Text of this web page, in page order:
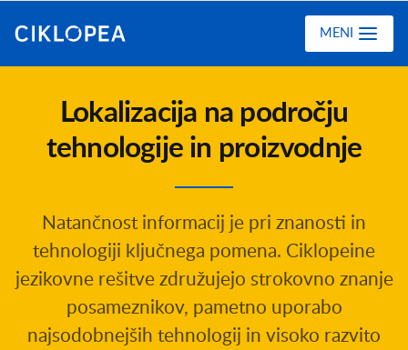
MENI
Lokalizacija na področju
tehnologije in proizvodnje
Natančnost informacij je pri znanosti in
tehnologiji ključnega pomena. Ciklopeine
jezikovne rešitve združujejo strokovno znanje
posameznikov, pametno uporabo
najsodobnejših tehnologij in visoko razvito